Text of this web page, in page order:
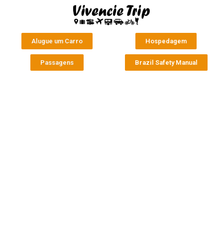
Alugue um Carro Hospedagem
Passagens Brazil Safety Manual